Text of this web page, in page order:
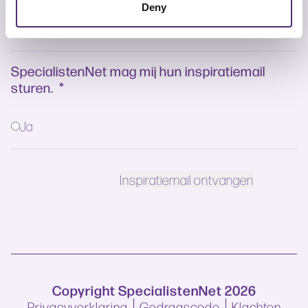
Deny
SpecialistenNet mag mij hun inspiratiemail
sturen. *
Ja
Copyright SpecialistenNet 2026